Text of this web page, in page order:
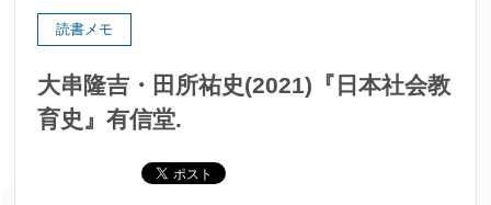
読書メモ
大串隆吉・田所祐史(2021)『日本社会教
育史』有信堂.